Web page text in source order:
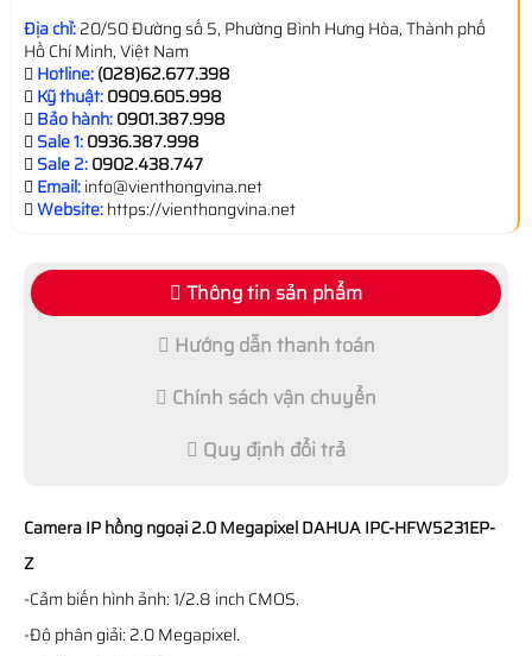
Địa chỉ:20/50 Đường số 5, Phường Bình Hưng Hòa, Thành phố
Hồ Chí Minh, Việt Nam
Hotline:(028)62.677.398
Kỹ thuật:0909.605.998
Bảo hành:0901.387.998
Sale 1:0936.387.998
Sale 2:0902.438.747
Email:info@vienthongvina.net
Website:https://vienthongvina.net
Thông tin sản phẩm
Hướng dẫn thanh toán
Chính sách vận chuyển
Quy định đổi trả
Camera IP hồng ngoại 2.0 Megapixel DAHUA IPC-HFW5231EP-
Z
-Cảm biến hình ảnh: 1/2.8 inch CMOS.
-Độ phân giải: 2.0 Megapixel.